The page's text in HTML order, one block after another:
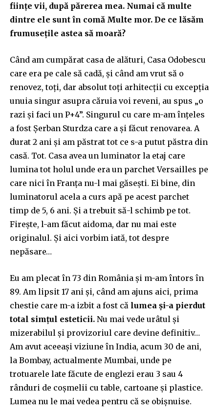
ființe vii, după părerea mea. Numai că multe
dintre ele sunt în comă Multe mor. De ce lăsăm
frumusețile astea să moară?
Când am cumpărat casa de alături, Casa Odobescu
care era pe cale să cadă, și când am vrut să o
renovez, toți, dar absolut toți arhitecții cu excepția
unuia singur asupra căruia voi reveni, au spus „o
razi și faci un P+4”. Singurul cu care m-am înțeles
a fost Șerban Sturdza care a și făcut renovarea. A
durat 2 ani și am păstrat tot ce s-a putut păstra din
casă. Tot. Casa avea un luminator la etaj care
lumina tot holul unde era un parchet Versailles pe
care nici în Franța nu-l mai găsești. Ei bine, din
luminatorul acela a curs apă pe acest parchet
timp de 5, 6 ani. Și a trebuit să-l schimb pe tot.
Firește, l-am făcut aidoma, dar nu mai este
originalul. Și aici vorbim iată, tot despre
nepăsare…
Eu am plecat în 73 din România și m-am întors în
89. Am lipsit 17 ani și, când am ajuns aici, prima
chestie care m-a izbit a fost că lumea și-a pierdut
total simțul esteticii. Nu mai vede urâtul și
mizerabilul și provizoriul care devine definitiv…
Am avut aceeași viziune în India, acum 30 de ani,
la Bombay, actualmente Mumbai, unde pe
trotuarele late făcute de englezi erau 3 sau 4
rânduri de coșmelii cu table, cartoane și plastice.
Lumea nu le mai vedea pentru că se obișnuise.